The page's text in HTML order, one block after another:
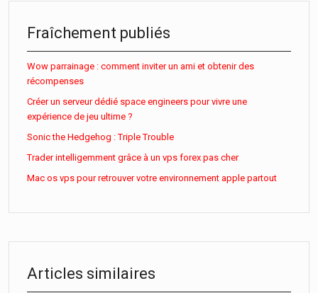
Fraîchement publiés
Wow parrainage : comment inviter un ami et obtenir des
récompenses
Créer un serveur dédié space engineers pour vivre une
expérience de jeu ultime ?
Sonic the Hedgehog : Triple Trouble
Trader intelligemment grâce à un vps forex pas cher
Mac os vps pour retrouver votre environnement apple partout
Articles similaires